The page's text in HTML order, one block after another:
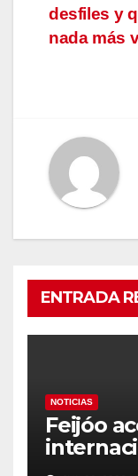
desfiles y
nada más
ENTRADA
NOTICIAS
Feijóo